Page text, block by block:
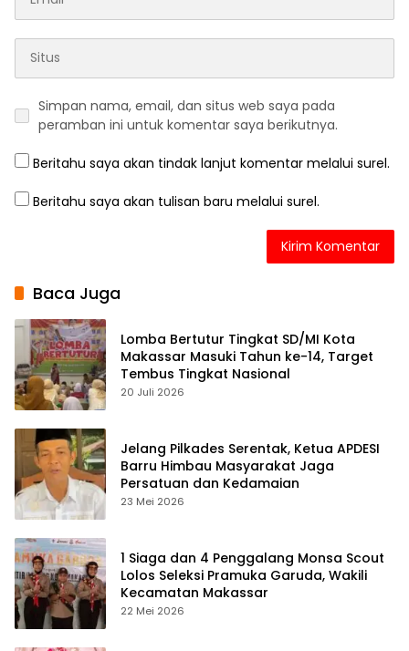
Simpan nama, email, dan situs web saya pada
peramban ini untuk komentar saya berikutnya.
Beritahu saya akan tindak lanjut komentar melalui surel.
Beritahu saya akan tulisan baru melalui surel.
Baca Juga
Lomba Bertutur Tingkat SD/MI Kota
Makassar Masuki Tahun ke-14, Target
Tembus Tingkat Nasional
20 Juli 2026
Jelang Pilkades Serentak, Ketua APDESI
Barru Himbau Masyarakat Jaga
Persatuan dan Kedamaian
23 Mei 2026
1 Siaga dan 4 Penggalang Monsa Scout
Lolos Seleksi Pramuka Garuda, Wakili
Kecamatan Makassar
22 Mei 2026